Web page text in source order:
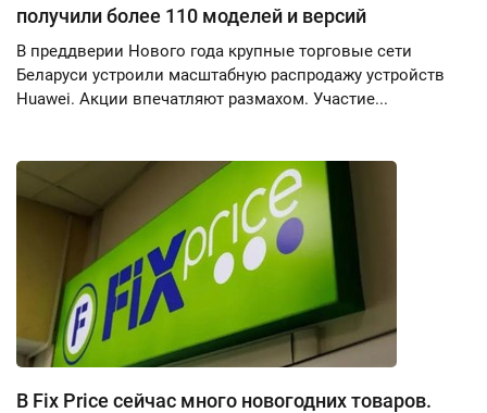
получили более 110 моделей и версий
В преддверии Нового года крупные торговые сети
Беларуси устроили масштабную распродажу устройств
Huawei. Акции впечатляют размахом. Участие...
В Fix Price сейчас много новогодних товаров.